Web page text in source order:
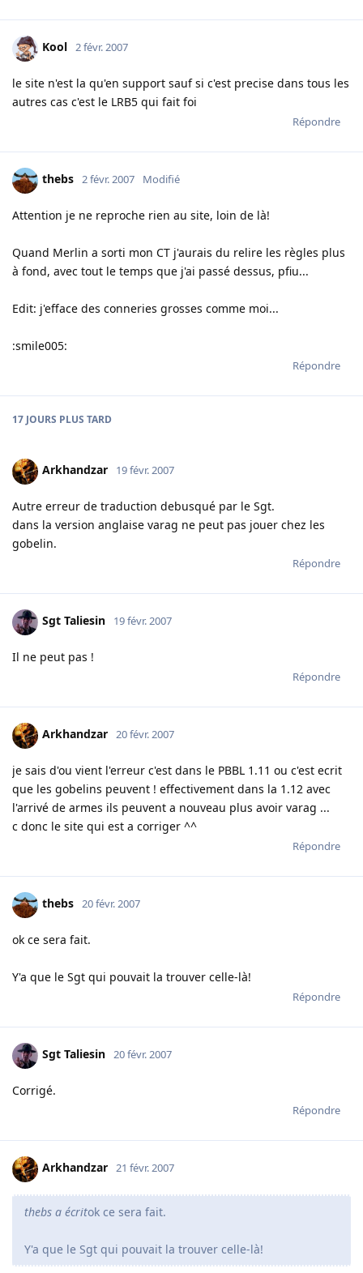
Kool 2 févr. 2007
le site n'est la qu'en support sauf si c'est precise dans tous les
autres cas c'est le LRB5 qui fait foi
Répondre
thebs 2 févr. 2007 Modifié
Attention je ne reproche rien au site, loin de là!
Quand Merlin a sorti mon CT j'aurais du relire les règles plus
à fond, avec tout le temps que j'ai passé dessus, pfiu...
Edit: j'efface des conneries grosses comme moi...
:smile005:
Répondre
17 JOURS PLUS TARD
Arkhandzar 19 févr. 2007
Autre erreur de traduction debusqué par le Sgt.
dans la version anglaise varag ne peut pas jouer chez les
gobelin.
Répondre
Sgt Taliesin 19 févr. 2007
Il ne peut pas !
Répondre
Arkhandzar 20 févr. 2007
je sais d'ou vient l'erreur c'est dans le PBBL 1.11 ou c'est ecrit
que les gobelins peuvent ! effectivement dans la 1.12 avec
l'arrivé de armes ils peuvent a nouveau plus avoir varag ...
c donc le site qui est a corriger ^^
Répondre
thebs 20 févr. 2007
ok ce sera fait.
Y'a que le Sgt qui pouvait la trouver celle-là!
Répondre
Sgt Taliesin 20 févr. 2007
Corrigé.
Répondre
Arkhandzar 21 févr. 2007
thebs a écritok ce sera fait.
Y'a que le Sgt qui pouvait la trouver celle-là!